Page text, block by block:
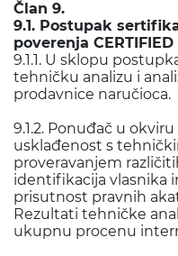
Član 9.
9.1. Postupak
poverenja
9.1.1. U sklopu
tehničku analizu i
prodavnice naručioca.
9.1.2. Ponuđač u
usklađenost s
proveravanjem
identifikacija vlasnika
prisutnost pravnih
Rezultati tehničke
ukupnu procenu